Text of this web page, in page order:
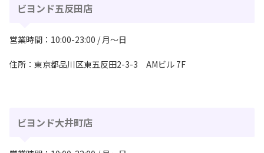
ビヨンド五反田店
営業時間：10:00-23:00 / 月〜日
住所：東京都品川区東五反田2-3-3 AMビル 7F
ビヨンド大井町店